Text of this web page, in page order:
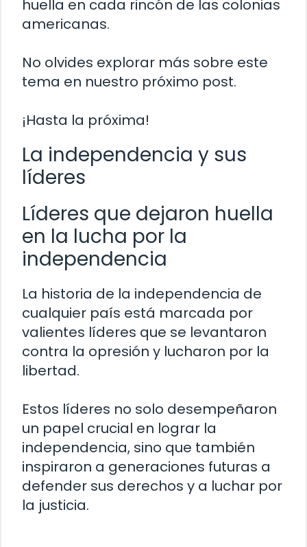
huella en cada rincón de las colonias
americanas.
No olvides explorar más sobre este
tema en nuestro próximo post.
¡Hasta la próxima!
La independencia y sus
líderes
Líderes que dejaron huella
en la lucha por la
independencia
La historia de la independencia de
cualquier país está marcada por
valientes líderes que se levantaron
contra la opresión y lucharon por la
libertad.
Estos líderes no solo desempeñaron
un papel crucial en lograr la
independencia, sino que también
inspiraron a generaciones futuras a
defender sus derechos y a luchar por
la justicia.